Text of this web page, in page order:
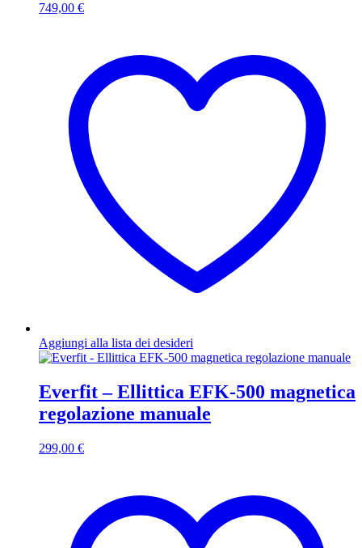
749,00 €
Aggiungi alla lista dei desideri
Everfit – Ellittica EFK-500 magnetica
regolazione manuale
299,00 €